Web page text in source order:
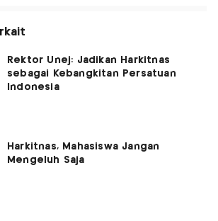
Rektor Unej: Jadikan Harkitnas
sebagai Kebangkitan Persatuan
Indonesia
Harkitnas, Mahasiswa Jangan
Mengeluh Saja